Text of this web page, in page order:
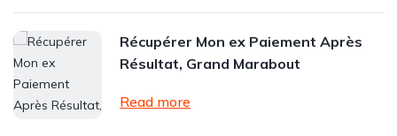
Récupérer Mon ex Paiement Après
Résultat, Grand Marabout
Read more